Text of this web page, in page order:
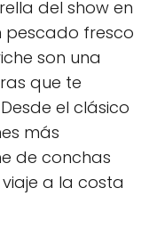
del show en
pescado fresco
son una
que te
el clásico
más
de conchas
a la costa